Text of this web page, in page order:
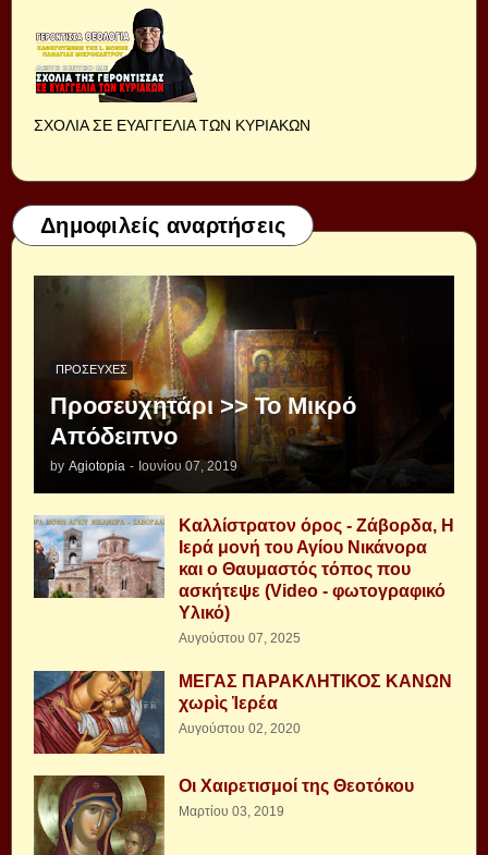
ΣΧΟΛΙΑ ΣΕ ΕΥΑΓΓΕΛΙΑ ΤΩΝ ΚΥΡΙΑΚΩΝ
Δημοφιλείς αναρτήσεις
ΠΡΟΣΕΥΧΈΣ
Προσευχητάρι >> Το Μικρό
Απόδειπνο
by Agiotopia - Ιουνίου 07, 2019
Καλλίστρατον όρος - Ζάβορδα, Η
Ιερά μονή του Αγίου Νικάνορα
και ο Θαυμαστός τόπος που
ασκήτεψε (Video - φωτογραφικό
Υλικό)
Αυγούστου 07, 2025
ΜΕΓΑΣ ΠΑΡΑΚΛΗΤΙΚΟΣ ΚΑΝΩΝ
χωρὶς Ἱερέα
Αυγούστου 02, 2020
Οι Χαιρετισμοί της Θεοτόκου
Μαρτίου 03, 2019